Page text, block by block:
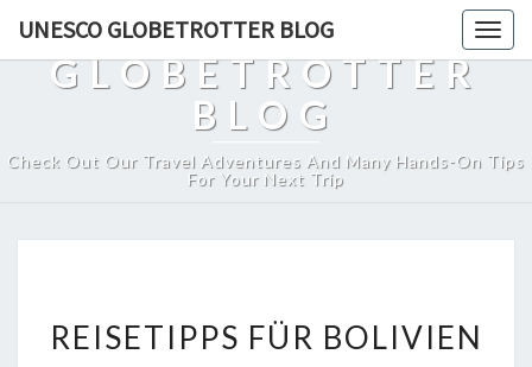
UNESCO GLOBETROTTER BLOG
UNESCO
GLOBETROTTER
BLOG
Check Out Our Travel Adventures And Many Hands-On Tips
For Your Next Trip
FÜR
REISETIPPS FÜR BOLIVIEN